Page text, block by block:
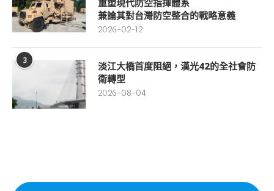
兼論其對台灣防空整合的戰略意義
2026-02-12
3
淡江大橋首度阻絕，漢光42的全社會防
衛轉型
2026-08-04